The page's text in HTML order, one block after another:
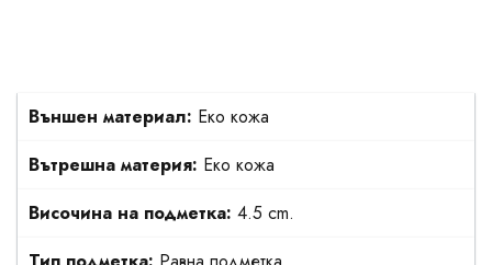
Външен материал: Еко кожа
Вътрешна материя: Еко кожа
Височина на подметка: 4.5 cm.